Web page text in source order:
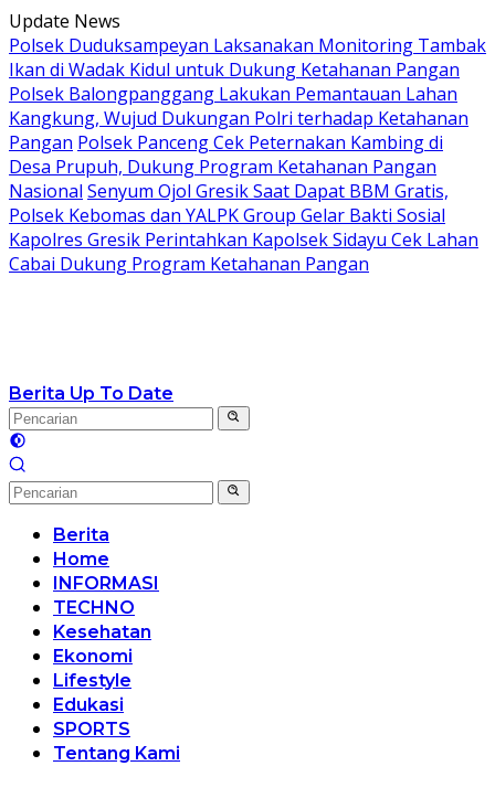
Langsung
ke
konten
Update News
Polsek Duduksampeyan Laksanakan Monitoring Tambak
Ikan di Wadak Kidul untuk Dukung Ketahanan Pangan
Polsek Balongpanggang Lakukan Pemantauan Lahan
Kangkung, Wujud Dukungan Polri terhadap Ketahanan
Pangan Polsek Panceng Cek Peternakan Kambing di
Desa Prupuh, Dukung Program Ketahanan Pangan
Nasional Senyum Ojol Gresik Saat Dapat BBM Gratis,
Polsek Kebomas dan YALPK Group Gelar Bakti Sosial
Kapolres Gresik Perintahkan Kapolsek Sidayu Cek Lahan
Cabai Dukung Program Ketahanan Pangan
Berita Up To Date
Berita
Home
INFORMASI
TECHNO
Kesehatan
Ekonomi
Lifestyle
Edukasi
SPORTS
Tentang Kami